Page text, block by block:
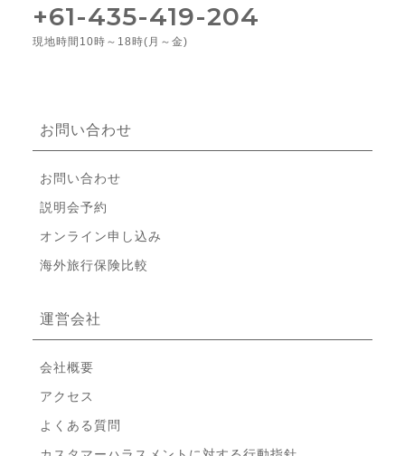
+61-435-419-204
現地時間10時～18時(月～金)
お問い合わせ
お問い合わせ
説明会予約
オンライン申し込み
海外旅行保険比較
運営会社
会社概要
アクセス
よくある質問